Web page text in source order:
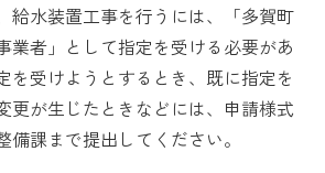
給水装置工事を行うには、「多賀町
業者」として指定を受ける必要があ
を受けようとするとき、既に指定を
更が生じたときなどには、申請様式
備課まで提出してください。